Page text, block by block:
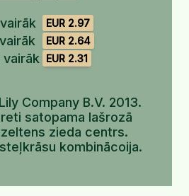
EUR 2.97
EUR 2.64
vairāk EUR 2.31
Company B.V. 2013.
satopama lašrozā
zieda centrs.
kombinācoija.